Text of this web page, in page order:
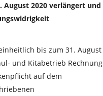
August 2020 verlängert und
bis zum 31. August
und Kitabetrieb Rechnung
auf dem